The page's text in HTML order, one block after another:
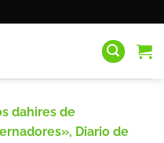
dahires de
Diario de